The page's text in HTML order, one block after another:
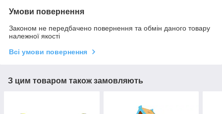
Умови повернення
Законом не передбачено повернення та обмін даного товару
належної якості
Всі умови повернення
З цим товаром також замовляють